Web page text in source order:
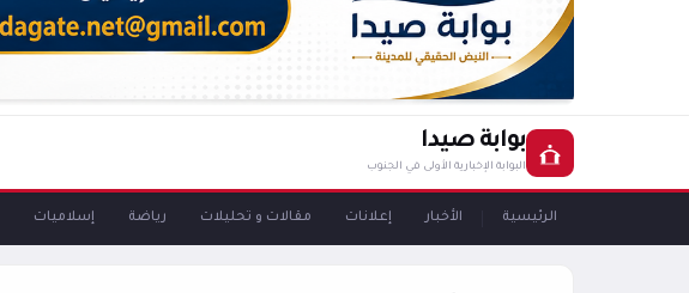
بوابة صيدا
البوابة الإخبارية الأولى في الجنوب
الرئيسية الأخبار إعلانات مقالات و تحليلات رياضة إسلاميات